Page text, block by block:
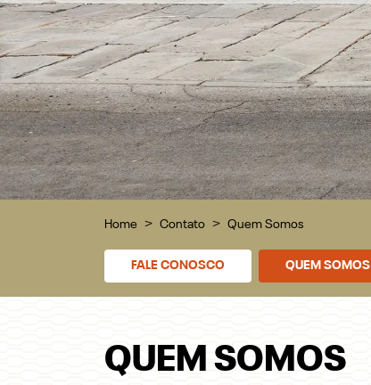
Home Contato Quem Somos
FALE CONOSCO QUEM SOMOS
QUEM SOMOS